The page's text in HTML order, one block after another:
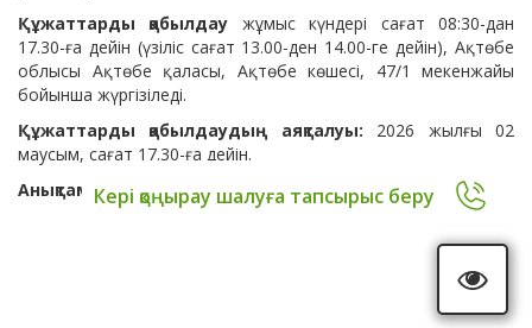
Кері қоңырау шалуға тапсырыс беру
Құжаттарды қабылдау жұмыс күндері сағат 08:30-дан
17.30-ға дейін (үзіліс сағат 13.00-ден 14.00-ге дейін), Ақтөбе
облысы Ақтөбе қаласы, Ақтөбе көшесі, 47/1 мекенжайы
бойынша жүргізіледі.
Құжаттарды қабылдаудың аяқталуы: 2026 жылғы 02
маусым, сағат 17.30-ға дейін.
Анықтама телефоны:8 7132 50-79-79.